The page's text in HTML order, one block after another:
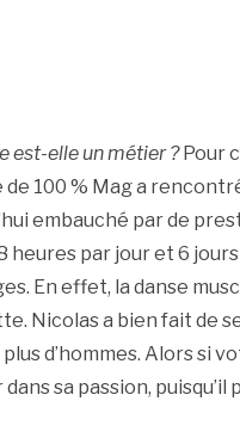
est-elle un métier ?Pour
de 100 % Mag a
embauché par de
heures par jour et 6
En effet, la danse
Nicolas a bien fait de se
d’hommes. Alors si
dans sa passion,